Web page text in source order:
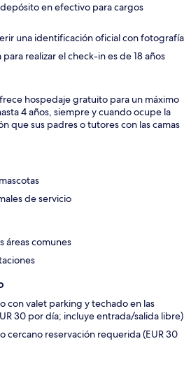
en efectivo para cargos
una identificación oficial con fotografía
para realizar el check-in es de 18 años
hospedaje gratuito para un máximo
4 años, siempre y cuando ocupe la
que sus padres o tutores con las camas
de servicio
áreas comunes
con valet parking y techado en las
30 por día; incluye entrada/salida libre)
cercano reservación requerida (EUR 30